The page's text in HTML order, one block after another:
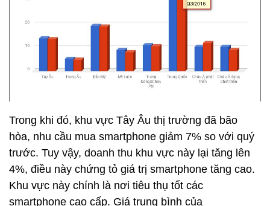
Trong khi đó, khu vực Tây Âu thị trường đã bão
hòa, nhu cầu mua smartphone giảm 7% so với quý
trước. Tuy vậy, doanh thu khu vực này lại tăng lên
4%, điều này chứng tỏ giá trị smartphone tăng cao.
Khu vực này chính là nơi tiêu thụ tốt các
smartphone cao cấp. Giá trung bình của